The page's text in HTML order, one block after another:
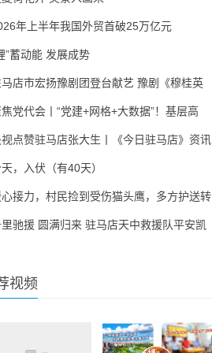
年上半年我国外贸首破25万亿元
”蓄动能 发展成势
店市宏扬豫剧团登台献艺 豫剧《穆桂英
党代会丨“党建+网格+大数据”！基层高
点赞驻马店张大生丨《今日驻马店》资讯
，入伏（有40天）
接力，村民捡到受伤猫头鹰，多方护送转
驰援 圆满归来 驻马店天中救援队平安凯
视频